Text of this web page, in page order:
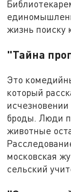
жизнь поиску
"Тайна
Это
который
броды. Люди
животные
московская
сельский